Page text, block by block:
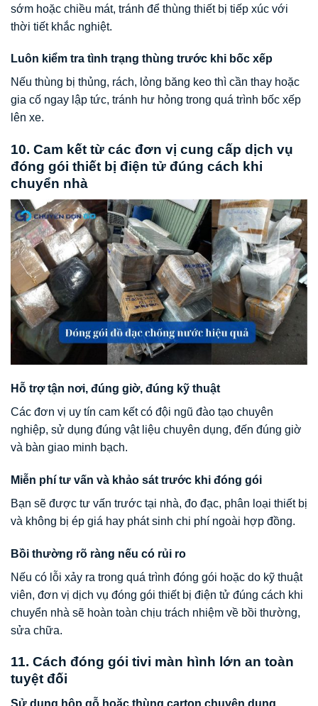
sớm hoặc chiều mát, tránh để thùng thiết bị tiếp xúc với
thời tiết khắc nghiệt.
Luôn kiểm tra tình trạng thùng trước khi bốc xếp
Nếu thùng bị thủng, rách, lỏng băng keo thì cần thay hoặc
gia cố ngay lập tức, tránh hư hỏng trong quá trình bốc xếp
lên xe.
10. Cam kết từ các đơn vị cung cấp dịch vụ
đóng gói thiết bị điện tử đúng cách khi
chuyển nhà
Hỗ trợ tận nơi, đúng giờ, đúng kỹ thuật
Các đơn vị uy tín cam kết có đội ngũ đào tạo chuyên
nghiệp, sử dụng đúng vật liệu chuyên dụng, đến đúng giờ
và bàn giao minh bạch.
Miễn phí tư vấn và khảo sát trước khi đóng gói
Bạn sẽ được tư vấn trước tại nhà, đo đạc, phân loại thiết bị
và không bị ép giá hay phát sinh chi phí ngoài hợp đồng.
Bồi thường rõ ràng nếu có rủi ro
Nếu có lỗi xảy ra trong quá trình đóng gói hoặc do kỹ thuật
viên, đơn vị dịch vụ đóng gói thiết bị điện tử đúng cách khi
chuyển nhà sẽ hoàn toàn chịu trách nhiệm về bồi thường,
sửa chữa.
11. Cách đóng gói tivi màn hình lớn an toàn
tuyệt đối
Sử dụng hộp gỗ hoặc thùng carton chuyên dụng